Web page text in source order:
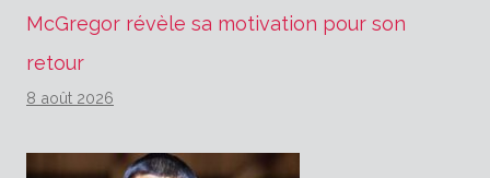
McGregor révèle sa motivation pour son
retour
8 août 2026